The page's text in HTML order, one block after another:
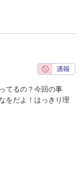
てるの？今回の事
をだよ！はっきり理